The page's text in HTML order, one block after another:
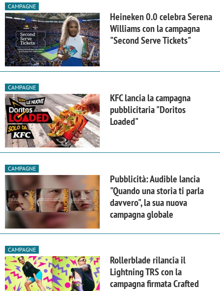
CAMPAGNE
Heineken 0.0 celebra Serena
Williams con la campagna
"Second Serve Tickets"
CAMPAGNE
KFC lancia la campagna
pubblicitaria "Doritos
Loaded"
CAMPAGNE
Pubblicità: Audible lancia
"Quando una storia ti parla
davvero", la sua nuova
campagna globale
CAMPAGNE
Rollerblade rilancia il
Lightning TRS con la
campagna firmata Crafted